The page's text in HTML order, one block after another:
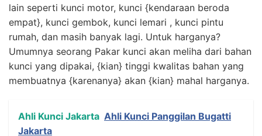
lain seperti kunci motor, kunci {kendaraan beroda
empat}, kunci gembok, kunci lemari , kunci pintu
rumah, dan masih banyak lagi. Untuk harganya?
Umumnya seorang Pakar kunci akan meliha dari bahan
kunci yang dipakai, {kian} tinggi kwalitas bahan yang
membuatnya {karenanya} akan {kian} mahal harganya.
Ahli Kunci Jakarta Ahli Kunci Panggilan Bugatti
Jakarta